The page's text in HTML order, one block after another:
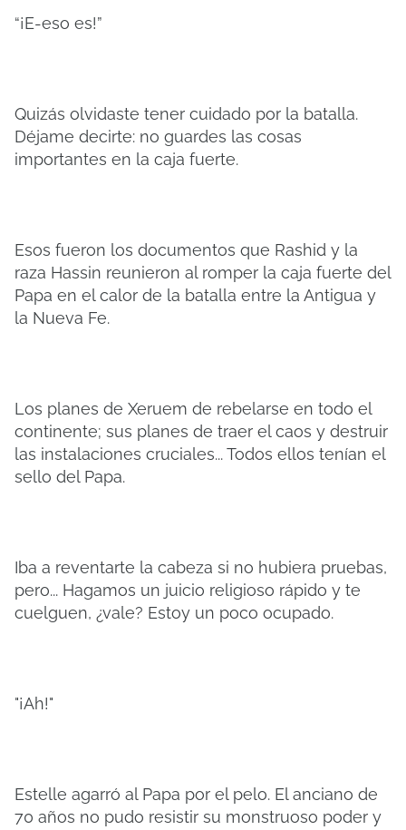
“¡E-eso es!”
Quizás olvidaste tener cuidado por la batalla.
Déjame decirte: no guardes las cosas
importantes en la caja fuerte.
Esos fueron los documentos que Rashid y la
raza Hassin reunieron al romper la caja fuerte del
Papa en el calor de la batalla entre la Antigua y
la Nueva Fe.
Los planes de Xeruem de rebelarse en todo el
continente; sus planes de traer el caos y destruir
las instalaciones cruciales... Todos ellos tenían el
sello del Papa.
Iba a reventarte la cabeza si no hubiera pruebas,
pero... Hagamos un juicio religioso rápido y te
cuelguen, ¿vale? Estoy un poco ocupado.
"¡Ah!"
Estelle agarró al Papa por el pelo. El anciano de
70 años no pudo resistir su monstruoso poder y